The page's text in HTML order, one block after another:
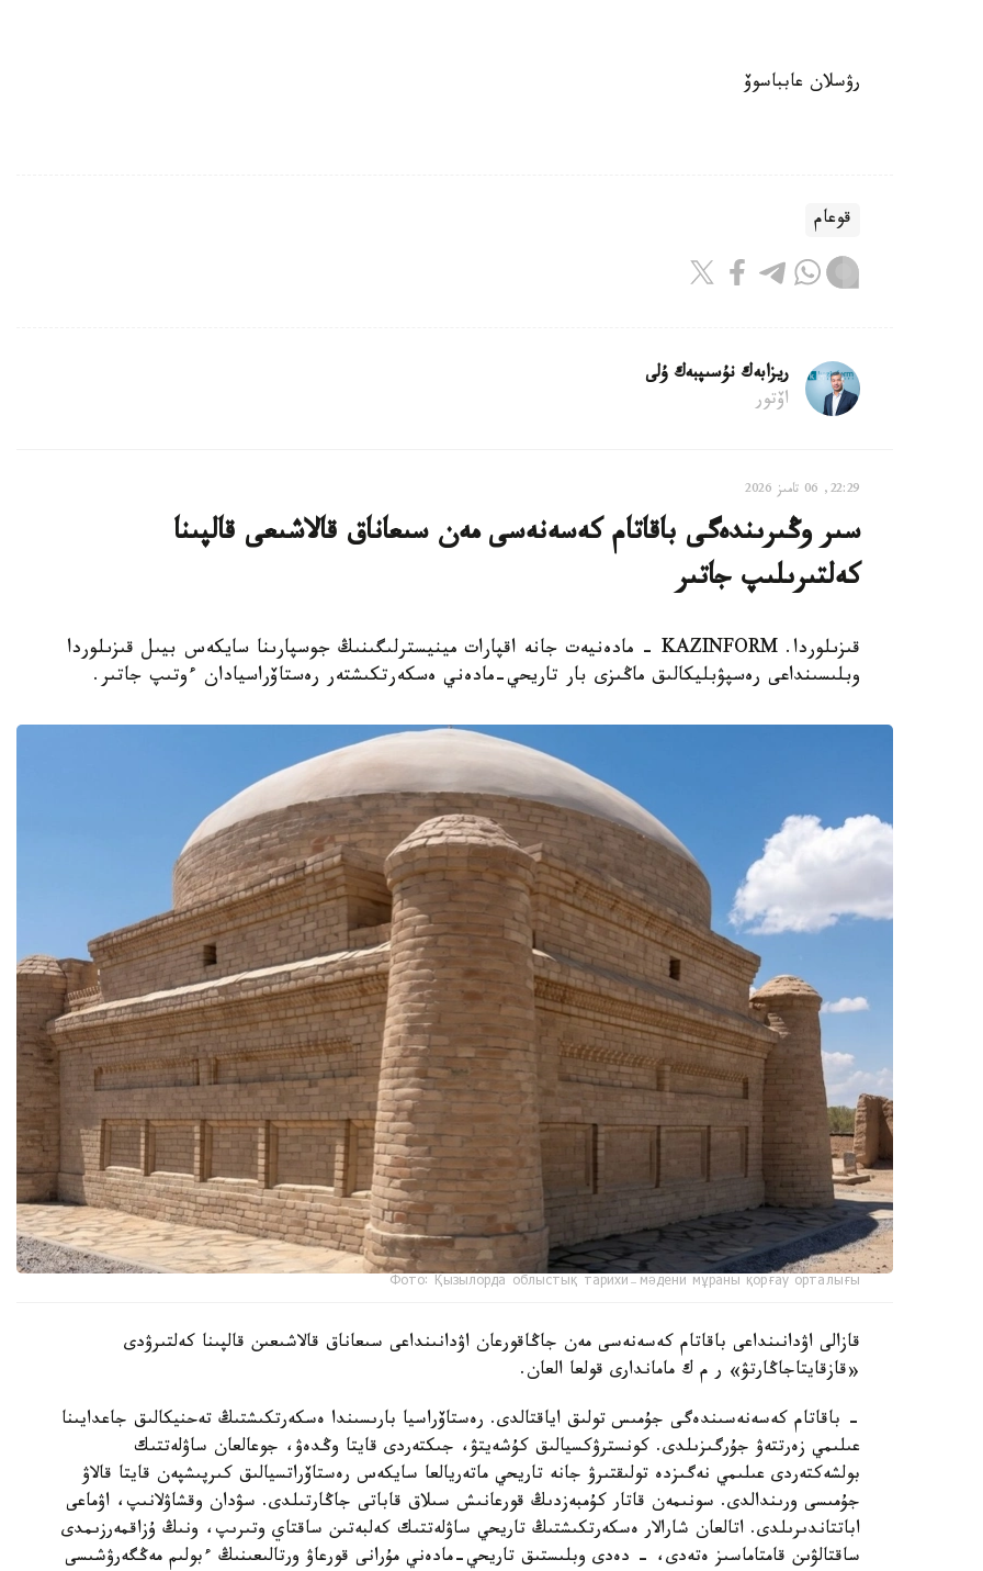
رۋسلان عابباسوۆ
قوعام
ريزابەك نۇسىپبەك ۇلى
اۆتور
22:29, 06 تامىز 2026
سىر وڭىرىندەگى باقاتام كەسەنەسى مەن سىعاناق قالاشىعى قالپىنا
كەلتىرىلىپ جاتىر
قىزىلوردا. KAZINFORM - مادەنيەت جانە اقپارات مينيسترلىگىنىڭ جوسپارىنا سايكەس بيىل قىزىلوردا
وبلىسىنداعى رەسپۋبليكالىق ماڭىزى بار تاريحي-مادەني ەسكەرتكىشتەر رەستاۆراسيادان ءوتىپ جاتىر.
Фото: Қызылорда облыстық тарихи-мәдени мұраны қорғау орталығы
قازالى اۋدانىنداعى باقاتام كەسەنەسى مەن جاڭاقورعان اۋدانىنداعى سىعاناق قالاشىعىن قالپىنا كەلتىرۋدى
«قازقايتاجاڭارتۋ» ر م ك ماماندارى قولعا العان.
- باقاتام كەسەنەسىندەگى جۇمىس تولىق اياقتالدى. رەستاۆراسيا بارىسىندا ەسكەرتكىشتىڭ تەحنيكالىق جاعدايىنا
عىلىمي زەرتتەۋ جۇرگىزىلدى. كونسترۋكسيالىق كۇشەيتۋ، جىكتەردى قايتا وڭدەۋ، جوعالعان ساۋلەتتىك
بولشەكتەردى عىلىمي نەگىزدە تولىقتىرۋ جانە تاريحي ماتەريالعا سايكەس رەستاۆراتسيالىق كىرپىشپەن قايتا قالاۋ
جۇمىسى ورىندالدى. سونىمەن قاتار كۇمبەزدىڭ قورعانىش سىلاق قاباتى جاڭارتىلدى. سۋدان وقشاۋلانىپ، اۋماعى
اباتتاندىرىلدى. اتالعان شارالار ەسكەرتكىشتىڭ تاريحي ساۋلەتتىك كەلبەتىن ساقتاي وتىرىپ، ونىڭ ۇزاقمەرزىمدى
ساقتالۋىن قامتاماسىز ەتەدى، - دەدى وبلىستىق تاريحي-مادەني مۇرانى قورعاۋ ورتالىعىنىڭ ءبولىم مەڭگەرۋشىسى